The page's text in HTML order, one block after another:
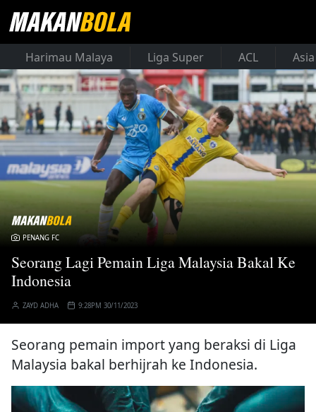
Harimau Malaya Liga Super ACL
PENANG FC
Seorang Lagi Pemain Liga Malaysia Bakal Ke
Indonesia
ZAYD ADHA 9:28PM 30/11/2023
Seorang pemain import yang beraksi di Liga
Malaysia bakal berhijrah ke Indonesia.